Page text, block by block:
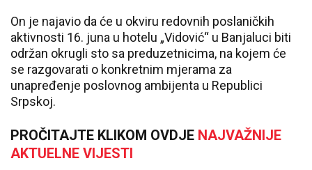
On je najavio da će u okviru redovnih poslaničkih
aktivnosti 16. juna u hotelu „Vidović“ u Banjaluci biti
održan okrugli sto sa preduzetnicima, na kojem će
se razgovarati o konkretnim mjerama za
unapređenje poslovnog ambijenta u Republici
Srpskoj.
PROČITAJTE KLIKOM OVDJE NAJVAŽNIJE
AKTUELNE VIJESTI